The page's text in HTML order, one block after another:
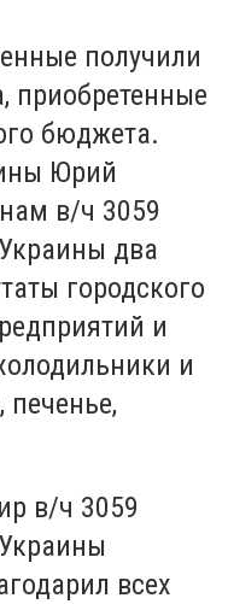
получили
приобретенные
бюджета.
Юрий
в/ч 3059
два
городского
и
и
печенье,
в/ч 3059
всех